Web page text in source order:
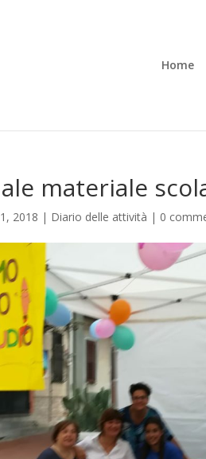
Home
materiale
2018 | Diario delle attività | 0